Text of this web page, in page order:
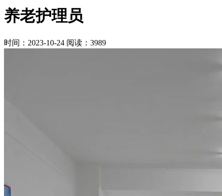
养老护理员
时间：2023-10-24 阅读：3989